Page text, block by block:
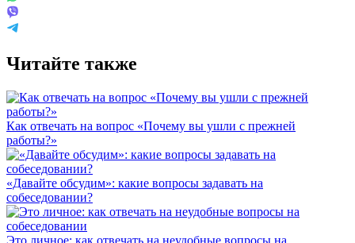
Читайте также
Как отвечать на вопрос «Почему вы ушли с прежней
работы?»
«Давайте обсудим»: какие вопросы задавать на
собеседовании?
Это личное: как отвечать на неудобные вопросы на